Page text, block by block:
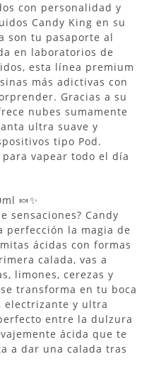
con personalidad y
Candy King en su
son tu pasaporte al
en laboratorios de
esta línea premium
más adictivas con
Gracias a su
nubes sumamente
ultra suave y
tipo Pod.
vapear todo el día
🍬✨
sensaciones? Candy
perfección la magia de
ácidas con formas
calada, vas a
limones, cerezas y
transforma en tu boca
electrizante y ultra
entre la dulzura
ácida que te
a dar una calada tras